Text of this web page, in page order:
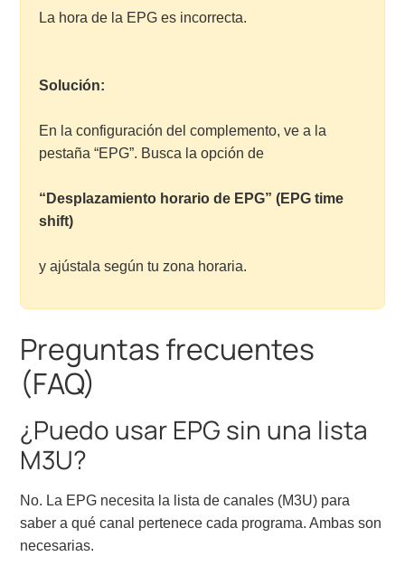
La hora de la EPG es incorrecta.
Solución:
En la configuración del complemento, ve a la
pestaña “EPG”. Busca la opción de
“Desplazamiento horario de EPG” (EPG time
shift)
y ajústala según tu zona horaria.
Preguntas frecuentes
(FAQ)
¿Puedo usar EPG sin una lista
M3U?
No. La EPG necesita la lista de canales (M3U) para
saber a qué canal pertenece cada programa. Ambas son
necesarias.